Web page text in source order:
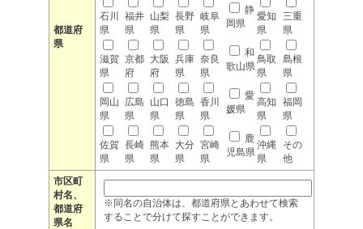
都道府
県
石川
県
福井
県
山梨
県
長野
県
岐阜
県
静
岡県
愛知
県
三重
県
滋賀
県
京都
府
大阪
府
兵庫
県
奈良
県
和
歌山県
鳥取
県
島根
県
岡山
県
広島
県
山口
県
徳島
県
香川
県
愛
媛県
高知
県
福岡
県
佐賀
県
長崎
県
熊本
県
大分
県
宮崎
県
鹿
児島県
沖縄
県
その
他
市区町
村名、
都道府
県名
※同名の自治体は、都道府県とあわせて検索
することで分けて探すことができます。